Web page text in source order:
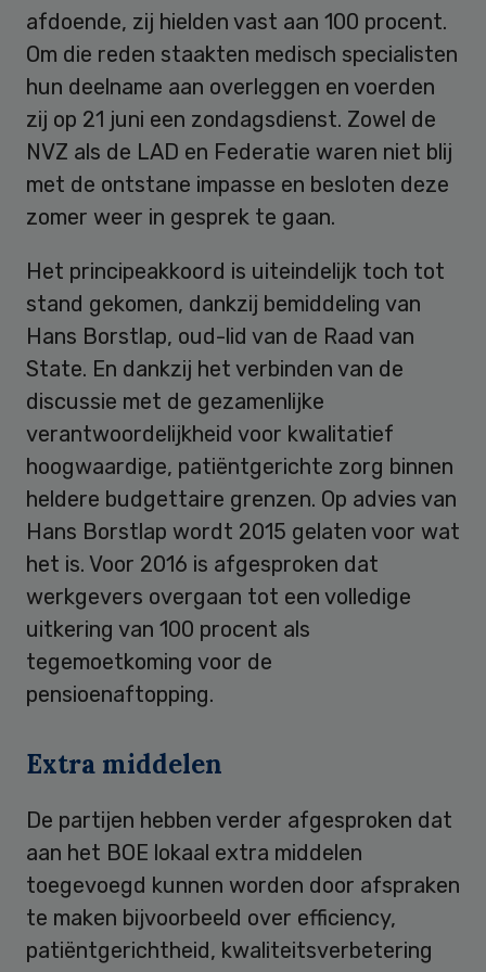
afdoende, zij hielden vast aan 100 procent.
Om die reden staakten medisch specialisten
hun deelname aan overleggen en voerden
zij op 21 juni een zondagsdienst. Zowel de
NVZ als de LAD en Federatie waren niet blij
met de ontstane impasse en besloten deze
zomer weer in gesprek te gaan.
Het principeakkoord is uiteindelijk toch tot
stand gekomen, dankzij bemiddeling van
Hans Borstlap, oud-lid van de Raad van
State. En dankzij het verbinden van de
discussie met de gezamenlijke
verantwoordelijkheid voor kwalitatief
hoogwaardige, patiëntgerichte zorg binnen
heldere budgettaire grenzen. Op advies van
Hans Borstlap wordt 2015 gelaten voor wat
het is. Voor 2016 is afgesproken dat
werkgevers overgaan tot een volledige
uitkering van 100 procent als
tegemoetkoming voor de
pensioenaftopping.
Extra middelen
De partijen hebben verder afgesproken dat
aan het BOE lokaal extra middelen
toegevoegd kunnen worden door afspraken
te maken bijvoorbeeld over efficiency,
patiëntgerichtheid, kwaliteitsverbetering